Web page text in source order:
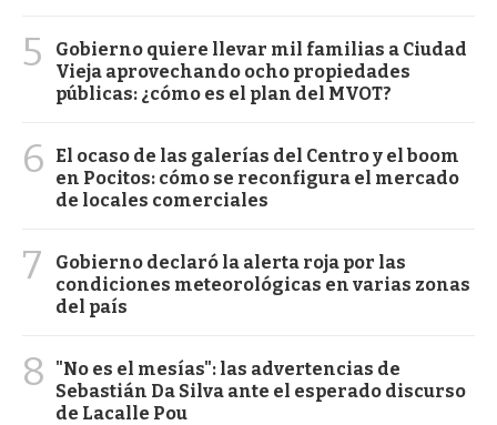
5
Gobierno quiere llevar mil familias a Ciudad
Vieja aprovechando ocho propiedades
públicas: ¿cómo es el plan del MVOT?
6
El ocaso de las galerías del Centro y el boom
en Pocitos: cómo se reconfigura el mercado
de locales comerciales
7
Gobierno declaró la alerta roja por las
condiciones meteorológicas en varias zonas
del país
8
"No es el mesías": las advertencias de
Sebastián Da Silva ante el esperado discurso
de Lacalle Pou